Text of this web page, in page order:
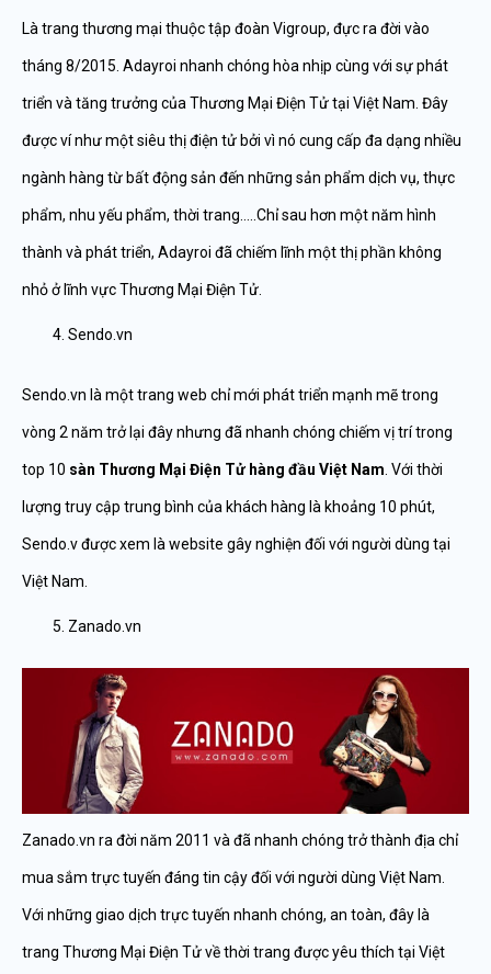
Là trang thương mại thuộc tập đoàn Vigroup, đực ra đời vào
tháng 8/2015. Adayroi nhanh chóng hòa nhịp cùng với sự phát
triển và tăng trưởng của Thương Mại Điện Tử tại Việt Nam. Đây
được ví như một siêu thị điện tử bởi vì nó cung cấp đa dạng nhiều
ngành hàng từ bất động sản đến những sản phẩm dịch vụ, thực
phẩm, nhu yếu phẩm, thời trang…..Chỉ sau hơn một năm hình
thành và phát triển, Adayroi đã chiếm lĩnh một thị phần không
nhỏ ở lĩnh vực Thương Mại Điện Tử.
Sendo.vn
Sendo.vn là một trang web chỉ mới phát triển mạnh mẽ trong
vòng 2 năm trở lại đây nhưng đã nhanh chóng chiếm vị trí trong
top 10 sàn Thương Mại Điện Tử hàng đầu Việt Nam . Với thời
lượng truy cập trung bình của khách hàng là khoảng 10 phút,
Sendo.v được xem là website gây nghiện đối với người dùng tại
Việt Nam.
Zanado.vn
Zanado.vn ra đời năm 2011 và đã nhanh chóng trở thành địa chỉ
mua sắm trực tuyến đáng tin cậy đối với người dùng Việt Nam.
Với những giao dịch trực tuyến nhanh chóng, an toàn, đây là
trang Thương Mại Điện Tử về thời trang được yêu thích tại Việt